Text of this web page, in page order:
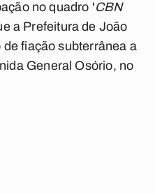
no quadro 'CBN
a Prefeitura de João
fiação subterrânea a
General Osório, no